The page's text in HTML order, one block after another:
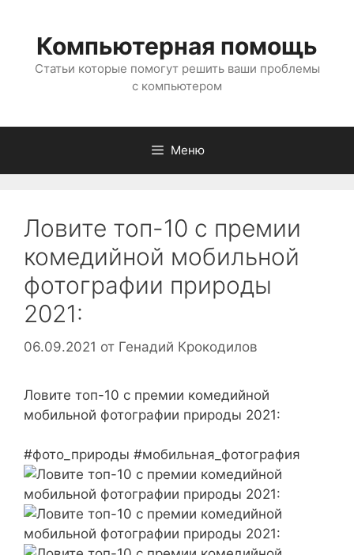
содержимому
Компьютерная помощь
Статьи которые помогут решить ваши проблемы
с компьютером
Меню
Ловите топ-10 с премии
комедийной мобильной
фотографии природы
2021:
06.09.2021 от Генадий Крокодилов
Ловите топ-10 с премии комедийной
мобильной фотографии природы 2021:
#фото_природы #мобильная_фотография